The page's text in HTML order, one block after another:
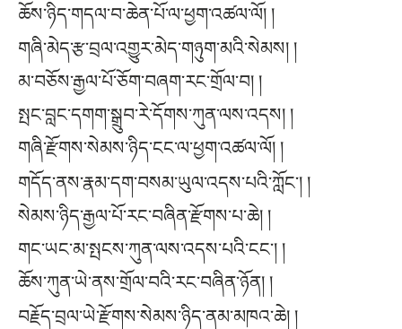
ཆོས་ཉིད་གདལ་བ་ཆེན་པོ་ལ་ཕྱག་འཚལ་ལོ། །
གཞི་མེད་རྩ་བྲལ་འགྱུར་མེད་གཉུག་མའི་སེམས། །
མ་བཅོས་རྒྱལ་པོ་ཅོག་བཞག་རང་གྲོལ་བ། །
སྤང་བླང་དགག་སྒྲུབ་རེ་དོགས་ཀུན་ལས་འདས། །
གཞི་རྫོགས་སེམས་ཉིད་ངང་ལ་ཕྱག་འཚལ་ལོ། །
གདོད་ནས་རྣམ་དག་བསམ་ཡུལ་འདས་པའི་ཀློང༌། །
སེམས་ཉིད་རྒྱལ་པོ་རང་བཞིན་རྫོགས་པ་ཆེ། །
གང་ཡང་མ་སྤངས་ཀུན་ལས་འདས་པའི་ངང༌། །
ཆོས་ཀུན་ཡེ་ནས་གྲོལ་བའི་རང་བཞིན་ཉོན། །
བརྗོད་བྲལ་ཡེ་རྫོགས་སེམས་ཉིད་ནམ་མཁའ་ཆེ། །